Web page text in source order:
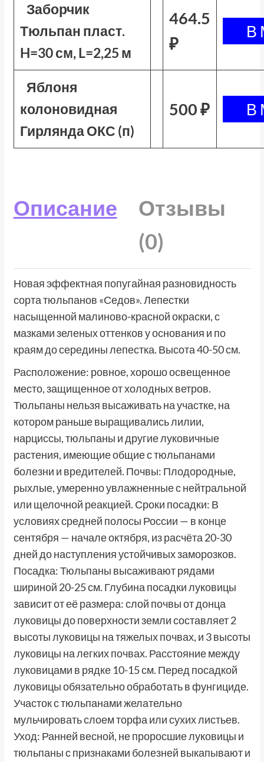
Заборчик
Тюльпан пласт.
H=30 см, L=2,25 м
464.5
₽
Яблоня
колоновидная
Гирлянда ОКС (п)
500 ₽
Описание
Отзывы
(0)
Новая эффектная попугайная разновидность
сорта тюльпанов «Седов». Лепестки
насыщенной малиново-красной окраски, с
мазками зеленых оттенков у основания и по
краям до середины лепестка. Высота 40-50 см.
Расположение: ровное, хорошо освещенное
место, защищенное от холодных ветров.
Тюльпаны нельзя высаживать на участке, на
котором раньше выращивались лилии,
нарциссы, тюльпаны и другие луковичные
растения, имеющие общие с тюльпанами
болезни и вредителей. Почвы: Плодородные,
рыхлые, умеренно увлажненные с нейтральной
или щелочной реакцией. Сроки посадки: В
условиях средней полосы России — в конце
сентября — начале октября, из расчёта 20-30
дней до наступления устойчивых заморозков.
Посадка: Тюльпаны высаживают рядами
шириной 20-25 см. Глубина посадки луковицы
зависит от её размера: слой почвы от донца
луковицы до поверхности земли составляет 2
высоты луковицы на тяжелых почвах, и 3 высоты
луковицы на легких почвах. Расстояние между
луковицами в рядке 10-15 см. Перед посадкой
луковицы обязательно обработать в фунгициде.
Участок с тюльпанами желательно
мульчировать слоем торфа или сухих листьев.
Уход: Ранней весной, не проросшие луковицы и
тюльпаны с признаками болезней выкапывают и